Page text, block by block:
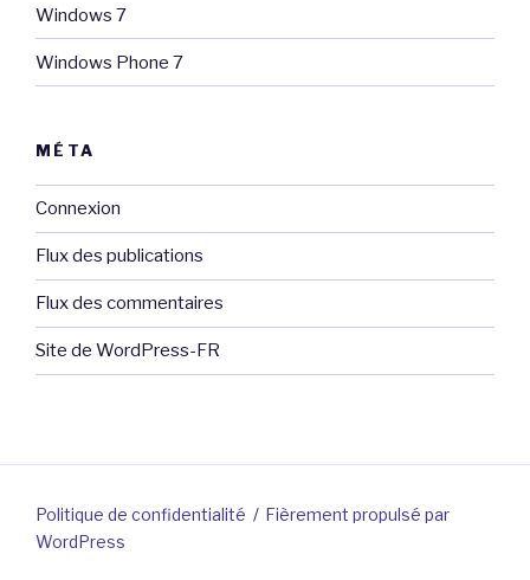
Windows 7
Windows Phone 7
MÉTA
Connexion
Flux des publications
Flux des commentaires
Site de WordPress-FR
Politique de confidentialité
Fièrement propulsé par
WordPress